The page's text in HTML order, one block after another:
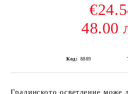
48.00
Код: 8889
Градинското осветление може